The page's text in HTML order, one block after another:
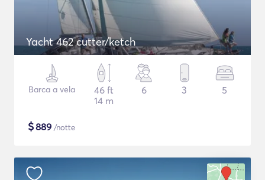
Yacht 462 cutter/ketch
Barca a vela
46 ft
14 m
6 3 5
$889 /notte